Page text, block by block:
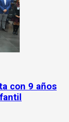
con 9 años